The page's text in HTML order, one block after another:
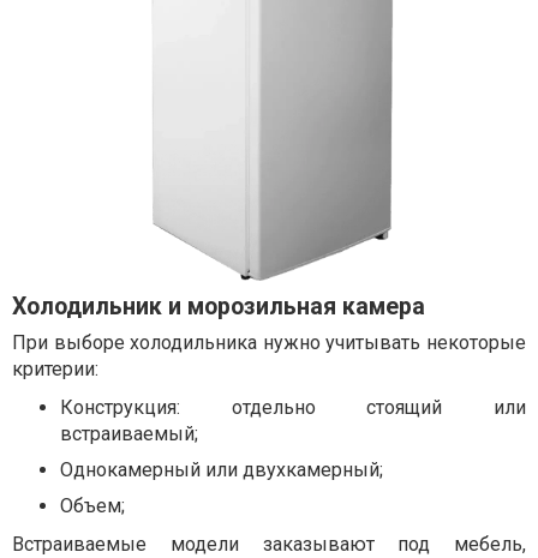
Холодильник и морозильная камера
При выборе холодильника нужно учитывать некоторые
критерии:
Конструкция: отдельно стоящий или
встраиваемый;
Однокамерный или двухкамерный;
Объем;
Встраиваемые модели заказывают под мебель,